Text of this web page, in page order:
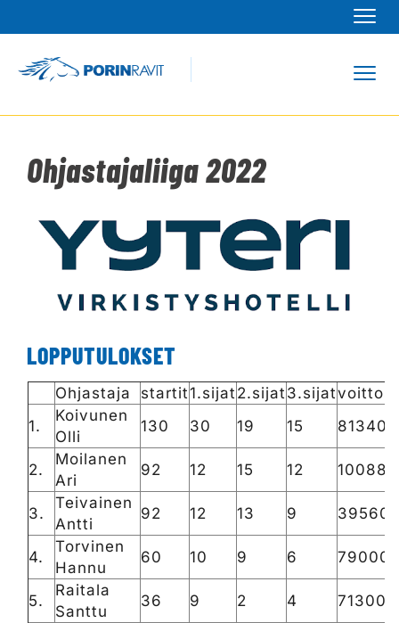
Ohjastajaliiga 2022
LOPPUTULOKSET
Ohjastaja startit1.sijat 2.sijat 3.sijat
1.
Koivunen
Olli
130 30 19 15 81340
2.
Moilanen
Ari
92 12 15 12 100880
3.
Teivainen
Antti
92 12 13 9 39560
4.
Torvinen
Hannu
60 10 9 6 79000
5.
Raitala
Santtu
36 9 2 4 71300